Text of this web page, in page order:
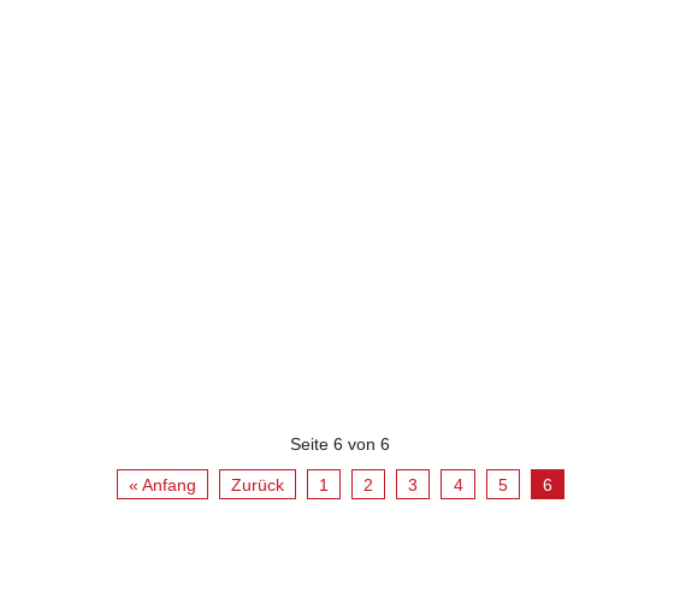
Seite 6 von 6
« Anfang Zurück 1 2 3 4 5 6